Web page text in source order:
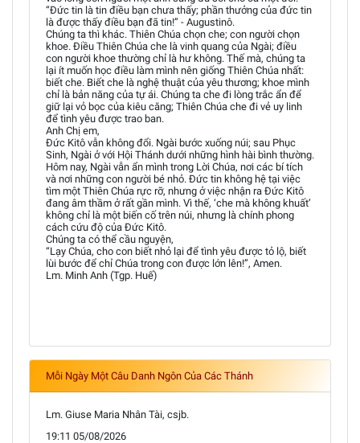
“Đức tin là tin điều bạn chưa thấy; phần thưởng của đức tin
là được thấy điều bạn đã tin!” - Augustinô.
Chúng ta thì khác. Thiên Chúa chọn che; con người chọn
khoe. Điều Thiên Chúa che là vinh quang của Ngài; điều
con người khoe thường chỉ là hư không. Thế mà, chúng ta
lại ít muốn học điều làm mình nên giống Thiên Chúa nhất:
biết che. Biết che là nghệ thuật của yêu thương; khoe mình
chỉ là bản năng của tự ái. Chúng ta che đi lòng trắc ẩn để
giữ lại vỏ bọc của kiêu căng; Thiên Chúa che đi vẻ uy linh
để tình yêu được trao ban.
Anh Chị em,
Đức Kitô vẫn không đổi. Ngài bước xuống núi; sau Phục
Sinh, Ngài ở với Hội Thánh dưới những hình hài bình thường.
Hôm nay, Ngài vẫn ẩn mình trong Lời Chúa, nơi các bí tích
và nơi những con người bé nhỏ. Đức tin không hệ tại việc
tìm một Thiên Chúa rực rỡ, nhưng ở việc nhận ra Đức Kitô
đang âm thầm ở rất gần mình. Vì thế, ‘che mà không khuất’
không chỉ là một biến cố trên núi, nhưng là chính phong
cách cứu độ của Đức Kitô.
Chúng ta có thể cầu nguyện,
“Lạy Chúa, cho con biết nhỏ lại để tình yêu được tỏ lộ, biết
lùi bước để chỉ Chúa trong con được lớn lên!”, Amen.
Lm. Minh Anh (Tgp. Huế)
Mỗi Ngày Một Câu Danh Ngôn Của Các Thánh
Lm. Giuse Maria Nhân Tài, csjb.
19:11 05/08/2026